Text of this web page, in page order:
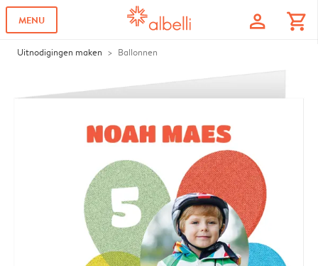
MENU profile shopping_cart
Uitnodigingen maken Ballonnen